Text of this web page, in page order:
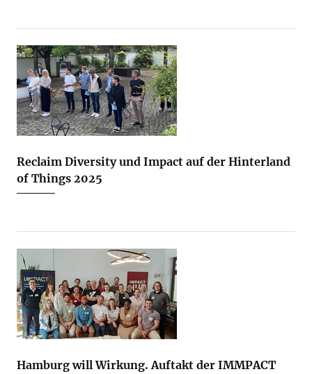
Reclaim Diversity und Impact auf der Hinterland
of Things 2025
Hamburg will Wirkung. Auftakt der IMMPACT